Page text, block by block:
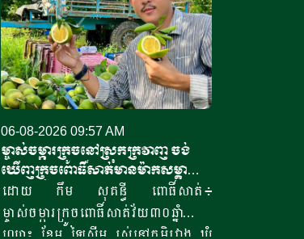
06-08-2026 09:57 AM
ម្ចាស់ចម្ការក្រូចនៅស្រុកក្រវាញ ចង់
ឃើញក្រូចពោធិ៍សាត់មានម៉ាកសម្គាល់
សមូហភាព
ដោយ កឹម សុគន្ធី ពោធិ៍សាត់៖
ម្ចាស់ចម្ការក្រូចពោធិ៍សាត់វ័យ៣០ឆ្នាំ
ឈ្មោះ ខែម ឡៃស៊ីម រស់នៅភូមិរវាង ឃុំ